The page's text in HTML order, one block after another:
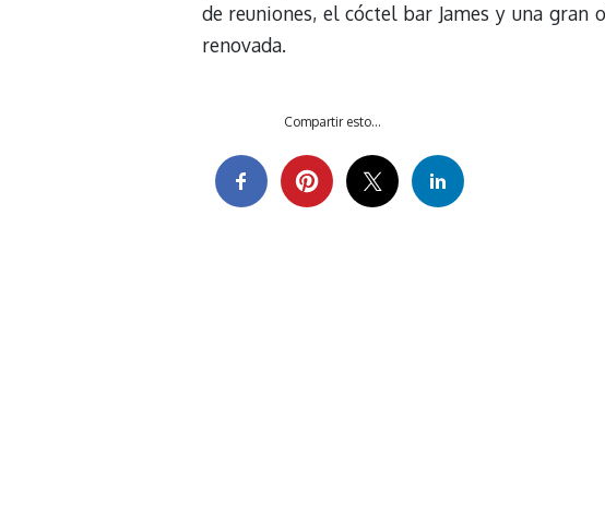
de reuniones, el cóctel bar James y una
renovada.
Compartir esto...